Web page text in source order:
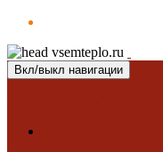
Вкл/выкл навигации